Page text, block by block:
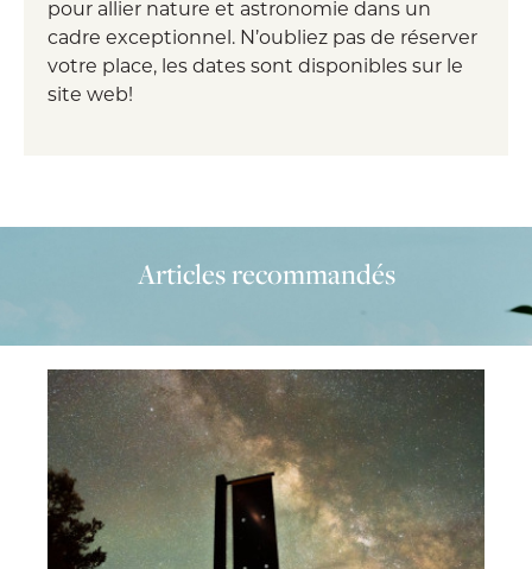
pour allier nature et astronomie dans un
cadre exceptionnel. N’oubliez pas de réserver
votre place, les dates sont disponibles sur le
site web!
Articles recommandés